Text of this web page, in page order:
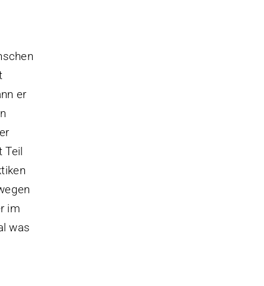
er
Teil
im
was